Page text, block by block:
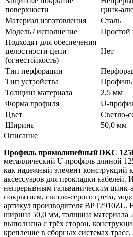
поверхности
цинк-
Материал изготовления
Сталь
Модель / исполнение
Простой
Подходит для обеспечения
целостности цепи
(огнестойкость)
Нет
Тип перфорации
Тип устройства
Профиль
Толщина материала
2,5 мм
Форма профиля
U-
Цвет
Светло-
Ширина
50,0 мм
Описание
Профиль прямолинейный DKC
металлический U‑профиль длиной
как надежный элемент конструкций
аксессуаров для прокладки кабелей.
непрерывным гальваническим
покрытием, светло‑серого цвета,
артикул производителя BPT2910ZL.
ширина 50,0 мм, толщина материала
выполнена с трёх сторон,
крепление в сборных системах трасс.